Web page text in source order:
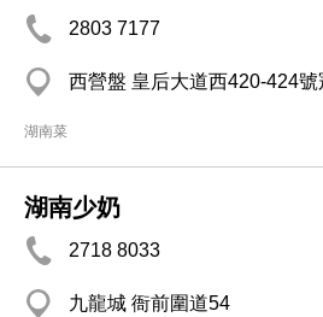
2803 7177
西營盤 皇后大道西420-424
湖南菜
湖南少奶
2718 8033
九龍城 衙前圍道54